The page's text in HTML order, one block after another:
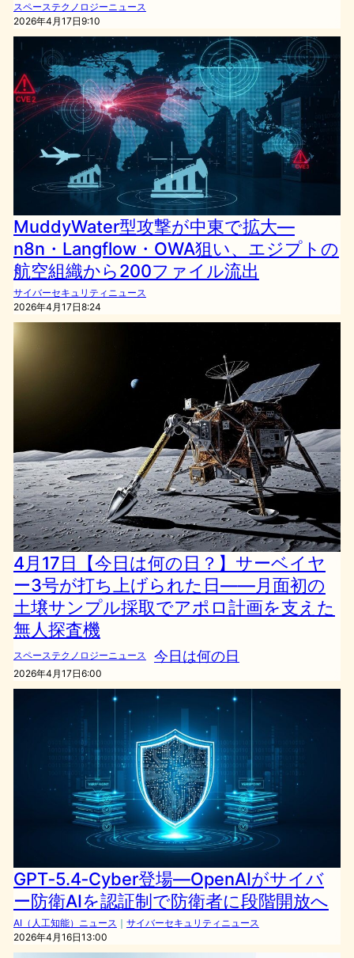
スペーステクノロジーニュース
2026年4月17日9:10
MuddyWater型攻撃が中東で拡大—
n8n・Langflow・OWA狙い、エジプトの
航空組織から200ファイル流出
サイバーセキュリティニュース
2026年4月17日8:24
4月17日【今日は何の日？】サーベイヤ
ー3号が打ち上げられた日——月面初の
土壌サンプル採取でアポロ計画を支えた
無人探査機
スペーステクノロジーニュース 今日は何の日
2026年4月17日6:00
GPT‑5.4‑Cyber登場—OpenAIがサイバ
ー防衛AIを認証制で防衛者に段階開放へ
AI（人工知能）ニュース ｜ サイバーセキュリティニュース
2026年4月16日13:00